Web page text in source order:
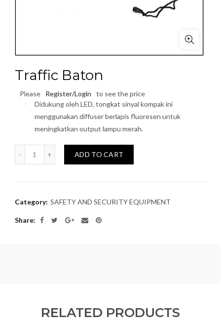
Traffic Baton
Please Register/Login
to see the price
Didukung oleh LED, tongkat sinyal kompak ini
menggunakan diffuser berlapis fluoresen untuk
meningkatkan output lampu merah.
Quantity
ADD TO CART
Category: SAFETY AND SECURITY EQUIPMENT
Share
RELATED PRODUCTS